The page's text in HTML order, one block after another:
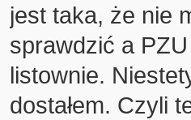
jest taka, że nie
sprawdzić a
listownie.
dostałem. Czyli